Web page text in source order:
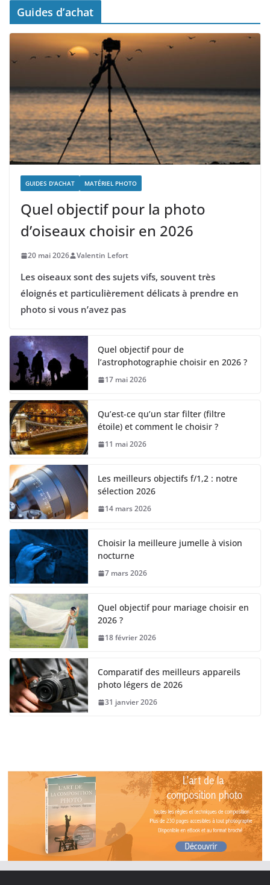
Guides d’achat
GUIDES D'ACHAT MATÉRIEL PHOTO
Quel objectif pour la photo
d’oiseaux choisir en 2026
20 mai 2026 Valentin Lefort
Les oiseaux sont des sujets vifs, souvent très
éloignés et particulièrement délicats à prendre en
photo si vous n’avez pas
Quel objectif pour de
l’astrophotographie choisir en 2026 ?
17 mai 2026
Qu’est-ce qu’un star filter (filtre
étoile) et comment le choisir ?
11 mai 2026
Les meilleurs objectifs f/1,2 : notre
sélection 2026
14 mars 2026
Choisir la meilleure jumelle à vision
nocturne
7 mars 2026
Quel objectif pour mariage choisir en
2026 ?
18 février 2026
Comparatif des meilleurs appareils
photo légers de 2026
31 janvier 2026